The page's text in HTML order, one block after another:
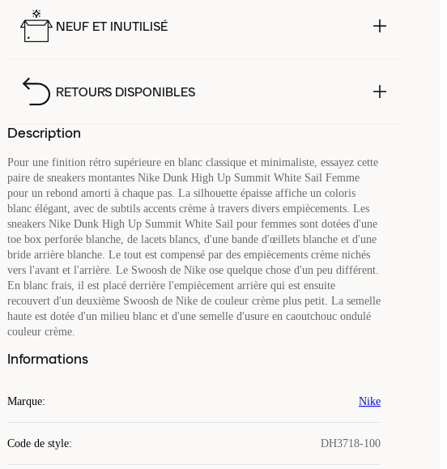
NEUF ET INUTILISÉ
RETOURS DISPONIBLES
Description
Pour une finition rétro supérieure en blanc classique et minimaliste, essayez cette
paire de sneakers montantes Nike Dunk High Up Summit White Sail Femme
pour un rebond amorti à chaque pas. La silhouette épaisse affiche un coloris
blanc élégant, avec de subtils accents crème à travers divers empiècements. Les
sneakers Nike Dunk High Up Summit White Sail pour femmes sont dotées d'une
toe box perforée blanche, de lacets blancs, d'une bande d'œillets blanche et d'une
bride arrière blanche. Le tout est compensé par des empiècements crème nichés
vers l'avant et l'arrière. Le Swoosh de Nike ose quelque chose d'un peu différent.
En blanc frais, il est placé derrière l'empiècement arrière qui est ensuite
recouvert d'un deuxième Swoosh de Nike de couleur crème plus petit. La semelle
haute est dotée d'un milieu blanc et d'une semelle d'usure en caoutchouc ondulé
couleur crème.
Informations
Marque: Nike
Code de style: DH3718-100